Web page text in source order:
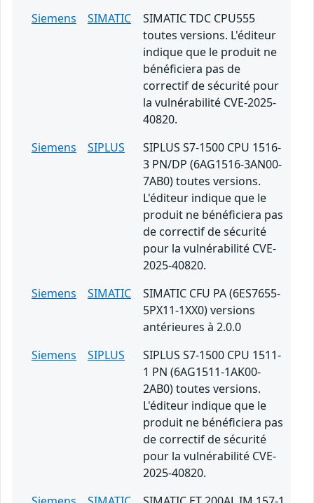
Siemens
SIMATIC
SIMATIC TDC CPU555
toutes versions. L'éditeur
indique que le produit ne
bénéficiera pas de
correctif de sécurité pour
la vulnérabilité CVE-2025-
40820.
Siemens
SIPLUS
SIPLUS S7-1500 CPU 1516-
3 PN/DP (6AG1516-3AN00-
7AB0) toutes versions.
L'éditeur indique que le
produit ne bénéficiera pas
de correctif de sécurité
pour la vulnérabilité CVE-
2025-40820.
Siemens
SIMATIC
SIMATIC CFU PA (6ES7655-
5PX11-1XX0) versions
antérieures à 2.0.0
Siemens
SIPLUS
SIPLUS S7-1500 CPU 1511-
1 PN (6AG1511-1AK00-
2AB0) toutes versions.
L'éditeur indique que le
produit ne bénéficiera pas
de correctif de sécurité
pour la vulnérabilité CVE-
2025-40820.